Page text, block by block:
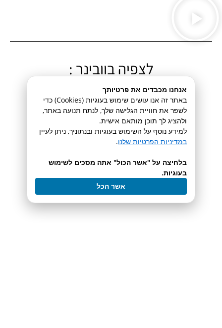
לצפיה בוובינר :
HPLC Troubleshooting &
Maintenance Techniques
מוצרים בקטגוריה
אנחנו מכבדים את פרטיותך
באתר זה אנו עושים שימוש בעוגיות (Cookies) כדי
לשפר את חוויית הגלישה שלך, לנתח תנועה באתר,
ולהציג לך תוכן מותאם אישית.
למידע נוסף על השימוש בעוגיות ובנתוניך, ניתן לעיין
במדיניות הפרטיות שלנו.
בלחיצה על "אשר הכול" אתה מסכים לשימוש
בעוגיות.
אשר הכל